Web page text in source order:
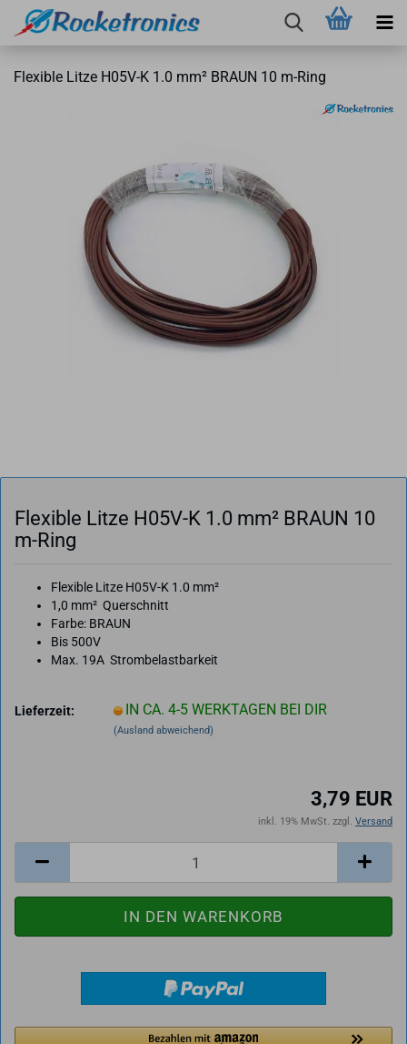
Fle­xi­ble Litze H05V-​K 1.0 mm² BRAUN 10 m-​Ring
Fle­xi­ble Litze H05V-​K 1.0 mm² BRAUN 10
m-​Ring
Flexible Litze H05V-K 1.0 mm²
1,0 mm² Querschnitt
Farbe: BRAUN
Bis 500V
Max. 19A Strombelastbarkeit
Lieferzeit: IN CA. 4-5 WERKTAGEN BEI DIR
(Ausland abweichend)
3,79 EUR
inkl. 19% MwSt. zzgl. Versand